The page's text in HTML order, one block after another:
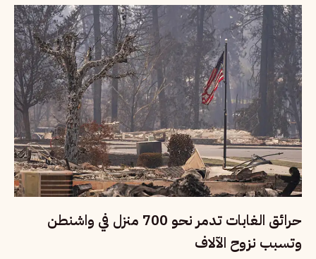
حرائق الغابات تدمر نحو 700 منزل في واشنطن
وتسبب نزوح الآلاف